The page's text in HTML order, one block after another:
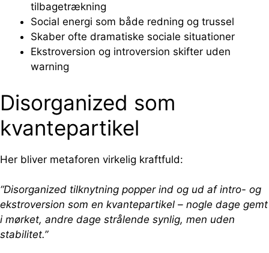
tilbagetrækning
Social energi som både redning og trussel
Skaber ofte dramatiske sociale situationer
Ekstroversion og introversion skifter uden
warning
Disorganized som
kvantepartikel
Her bliver metaforen virkelig kraftfuld:
“Disorganized tilknytning popper ind og ud af intro- og
ekstroversion som en kvantepartikel – nogle dage gemt
i mørket, andre dage strålende synlig, men uden
stabilitet.”